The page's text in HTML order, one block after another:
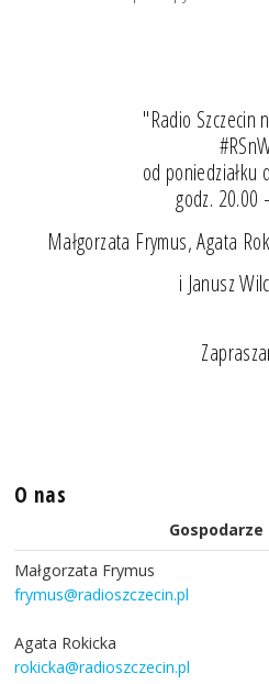
"Radio Szczecin
od poniedziałku
godz. 20.00
Małgorzata Frymus, Agata
i Janusz
O nas
Małgorzata Frymus
frymus@radioszczecin.pl
Agata Rokicka
rokicka@radioszczecin.pl